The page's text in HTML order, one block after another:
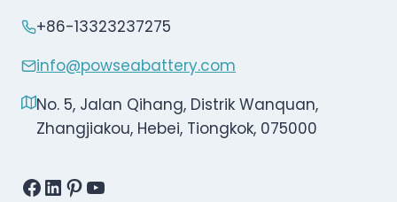
+86-13323237275
info@powseabattery.com
No. 5, Jalan Qihang, Distrik Wanquan,
Zhangjiakou, Hebei, Tiongkok, 075000
Facebook
LinkedIn
Pinterest
YouTube